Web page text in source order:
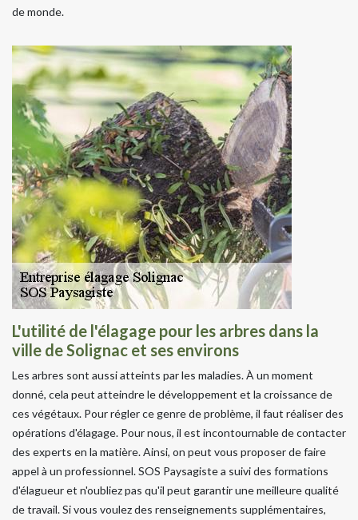
de monde.
L'utilité de l'élagage pour les arbres dans la
ville de Solignac et ses environs
Les arbres sont aussi atteints par les maladies. À un moment
donné, cela peut atteindre le développement et la croissance de
ces végétaux. Pour régler ce genre de problème, il faut réaliser des
opérations d'élagage. Pour nous, il est incontournable de contacter
des experts en la matière. Ainsi, on peut vous proposer de faire
appel à un professionnel. SOS Paysagiste a suivi des formations
d'élagueur et n'oubliez pas qu'il peut garantir une meilleure qualité
de travail. Si vous voulez des renseignements supplémentaires,